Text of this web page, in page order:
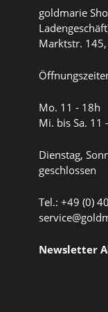
goldmarie
Marktstr.
Mo. 11 - 18h
Mi. bis Sa. 11
Dienstag,
geschlossen
Tel.: +49 (0)
Newsletter